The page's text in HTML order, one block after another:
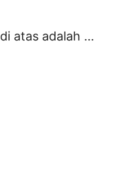
atas adalah …